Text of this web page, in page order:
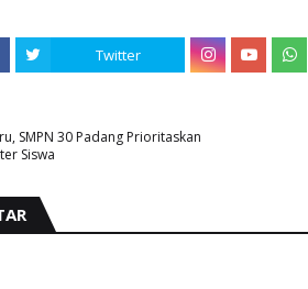
Twitter
SMPN 30 Padang Prioritaskan
Siswa